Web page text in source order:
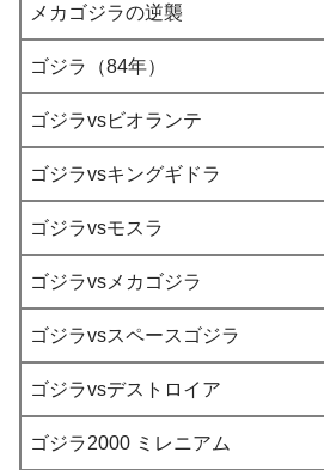
メカゴジラの逆襲
ゴジラ（84年）
ゴジラvsビオランテ
ゴジラvsキングギドラ
ゴジラvsモスラ
ゴジラvsメカゴジラ
ゴジラvsスペースゴジラ
ゴジラvsデストロイア
ゴジラ2000 ミレニアム